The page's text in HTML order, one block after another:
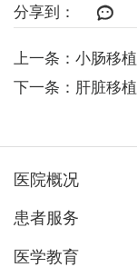
分享到：
上一条：小肠移植
下一条：肝脏移植
医院概况
患者服务
医学教育